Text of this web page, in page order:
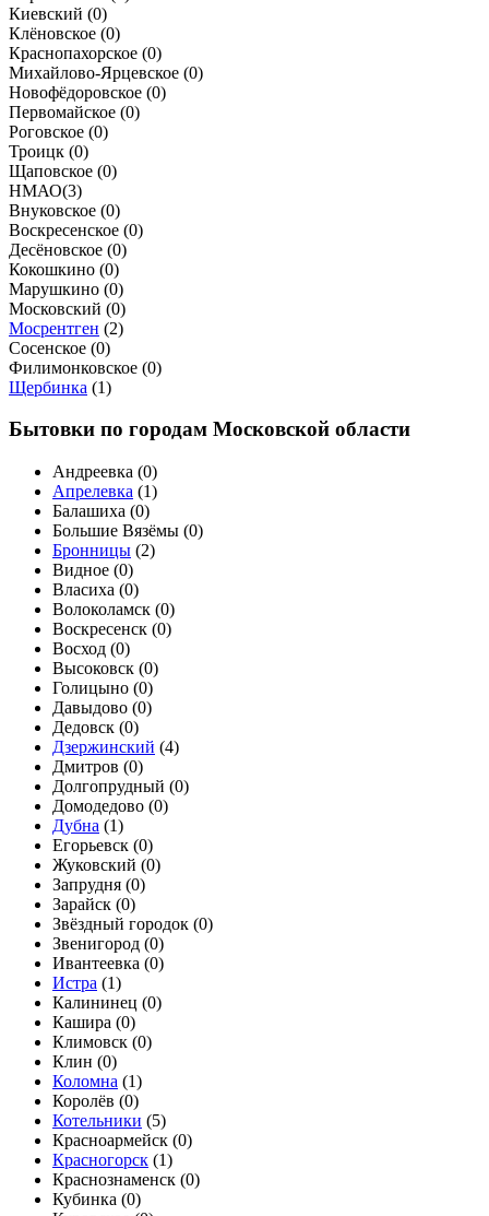
Киевский (0)
Клёновское (0)
Краснопахорское (0)
Михайлово-Ярцевское (0)
Новофёдоровское (0)
Первомайское (0)
Роговское (0)
Троицк (0)
Щаповское (0)
НМАО(3)
Внуковское (0)
Воскресенское (0)
Десёновское (0)
Кокошкино (0)
Марушкино (0)
Московский (0)
Мосрентген (2)
Сосенское (0)
Филимонковское (0)
Щербинка (1)
Бытовки по городам Московской области
Андреевка (0)
Апрелевка (1)
Балашиха (0)
Большие Вязёмы (0)
Бронницы (2)
Видное (0)
Власиха (0)
Волоколамск (0)
Воскресенск (0)
Восход (0)
Высоковск (0)
Голицыно (0)
Давыдово (0)
Дедовск (0)
Дзержинский (4)
Дмитров (0)
Долгопрудный (0)
Домодедово (0)
Дубна (1)
Егорьевск (0)
Жуковский (0)
Запрудня (0)
Зарайск (0)
Звёздный городок (0)
Звенигород (0)
Ивантеевка (0)
Истра (1)
Калининец (0)
Кашира (0)
Климовск (0)
Клин (0)
Коломна (1)
Королёв (0)
Котельники (5)
Красноармейск (0)
Красногорск (1)
Краснознаменск (0)
Кубинка (0)